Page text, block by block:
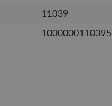
11039
1000000110395